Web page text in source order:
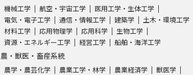
学問発見
大学で学びたい学問発見
機械工学 航空・宇宙工学
医用工学・生体工学
電気・電子工学
通信・情報工学 建築学
土木・環境工学
材料工学
応用物理学 応用科学
生物工学
資源・エネルギー工学
経営工学 船舶・海洋工学
農・獣医・畜産系統
農学・農芸化学 農業工学・林学 農業経済学
獣医学